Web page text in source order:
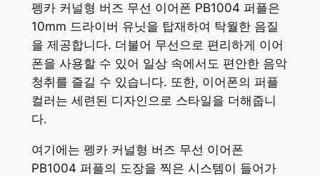
펭카 커널형 버즈 무선 이어폰 PB1004 퍼플은
10mm 드라이버 유닛을 탑재하여 탁월한 음질
을 제공합니다. 더불어 무선으로 편리하게 이어
폰을 사용할 수 있어 일상 속에서도 편안한 음악
청취를 즐길 수 있습니다. 또한, 이어폰의 퍼플
컬러는 세련된 디자인으로 스타일을 더해줍니
다.
여기에는 펭카 커널형 버즈 무선 이어폰
PB1004 퍼플의 도장을 찍은 시스템이 들어가